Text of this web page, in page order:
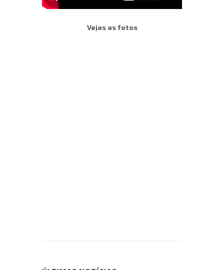
Vejas as fotos